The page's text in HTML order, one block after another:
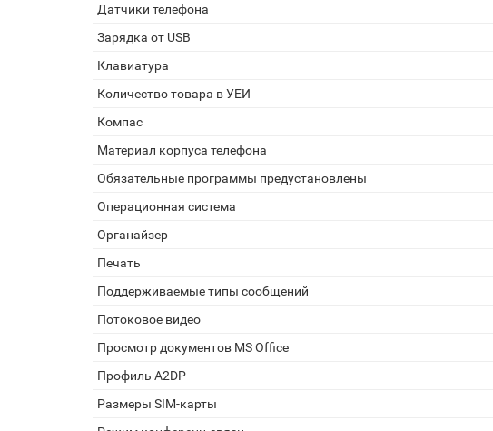
Датчики телефона
Зарядка от USB
Клавиатура
Количество товара в УЕИ
Компас
Материал корпуса телефона
Обязательные программы предустановлены
Операционная система
Органайзер
Печать
Поддерживаемые типы сообщений
Потоковое видео
Просмотр документов MS Office
Профиль A2DP
Размеры SIM-карты